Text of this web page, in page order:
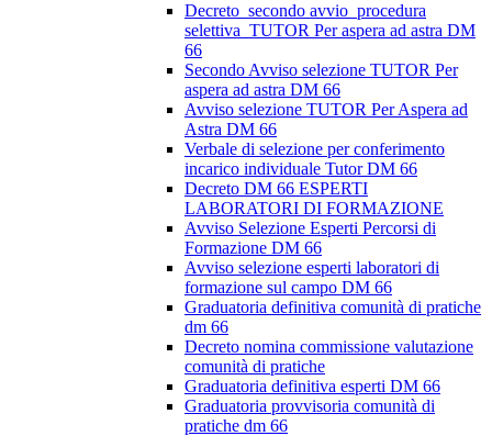
Decreto_secondo avvio_procedura
selettiva_TUTOR Per aspera ad astra DM
66
Secondo Avviso selezione TUTOR Per
aspera ad astra DM 66
Avviso selezione TUTOR Per Aspera ad
Astra DM 66
Verbale di selezione per conferimento
incarico individuale Tutor DM 66
Decreto DM 66 ESPERTI
LABORATORI DI FORMAZIONE
Avviso Selezione Esperti Percorsi di
Formazione DM 66
Avviso selezione esperti laboratori di
formazione sul campo DM 66
Graduatoria definitiva comunità di pratiche
dm 66
Decreto nomina commissione valutazione
comunità di pratiche
Graduatoria definitiva esperti DM 66
Graduatoria provvisoria comunità di
pratiche dm 66